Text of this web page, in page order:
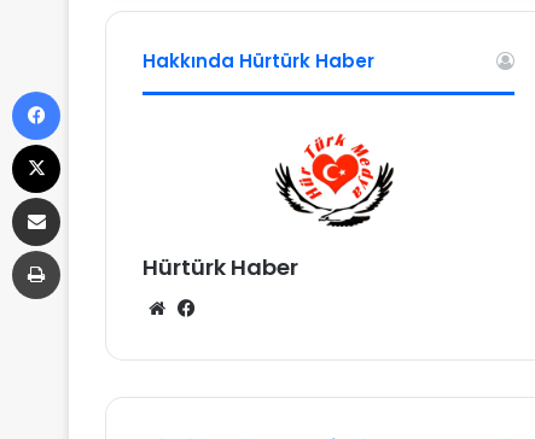
Hakkında Hürtürk Haber
Hürtürk Haber
We
sit
esi
bo
ok